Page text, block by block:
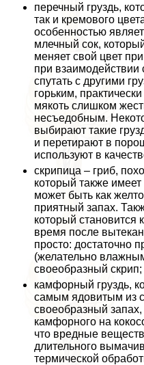
перечный груздь,
так и кремового
особенностью
млечный сок,
меняет свой цвет
при взаимодействии
спутать с другими
горьким,
мякоть слишком
несъедобным.
выбирают такие
и перетирают в
используют в
скрипица – гриб,
который также
может быть как
приятный запах.
который становится
время после
просто: достаточно
(желательно
своеобразный скрип;
камфорный груздь,
самым ядовитым из
своеобразный
камфорного на
что вредные
длительного
термической